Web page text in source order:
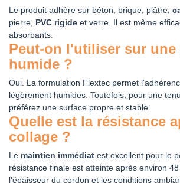
Le produit adhère sur béton, brique, plâtre,
pierre, PVC rigide et verre. Il est même
absorbants.
Peut-on l'utiliser sur une
humide ?
Oui. La formulation Flextec permet
légèrement humides. Toutefois, pour une
préférez une surface propre et stable.
Quelle est la résistance
collage ?
Le maintien immédiat est excellent pour le
résistance finale est atteinte après environ
l'épaisseur du cordon et les conditions